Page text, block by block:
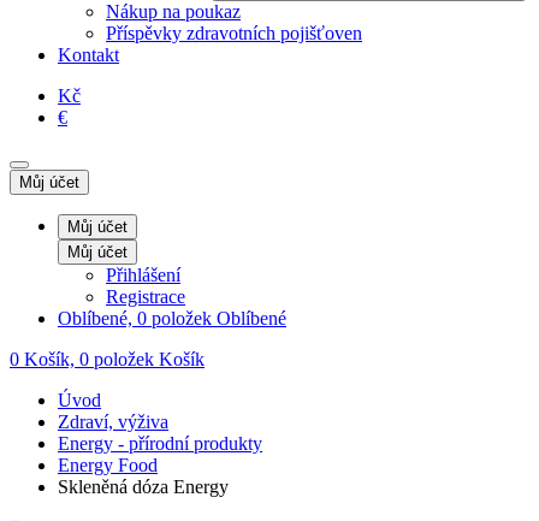
Nákup na poukaz
Příspěvky zdravotních pojišťoven
Kontakt
Kč
€
Můj účet
Můj účet
Můj účet
Přihlášení
Registrace
Oblíbené, 0 položek Oblíbené
0 Košík, 0 položek Košík
Úvod
Zdraví, výživa
Energy - přírodní produkty
Energy Food
Skleněná dóza Energy